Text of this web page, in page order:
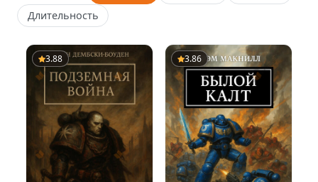
Длительность
3.88 3.86